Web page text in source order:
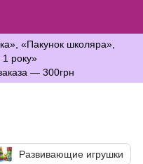
«Пакунок школяра»,
року»
— 300грн
Развивающие игрушки